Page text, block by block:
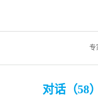
专
对话（58